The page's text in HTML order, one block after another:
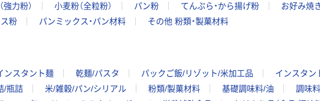
強力粉） 小麦粉（全粒粉） パン粉 てんぷら・から揚げ粉 お好み焼
粉
パンミックス・パン材料 その他 粉類・製菓材料
ンスタント麺 乾麺/パスタ パックご飯/リゾット/米加工品 インスタン
/瓶詰 米/雑穀/パン/シリアル 粉類/製菓材料 基礎調味料/油 調味